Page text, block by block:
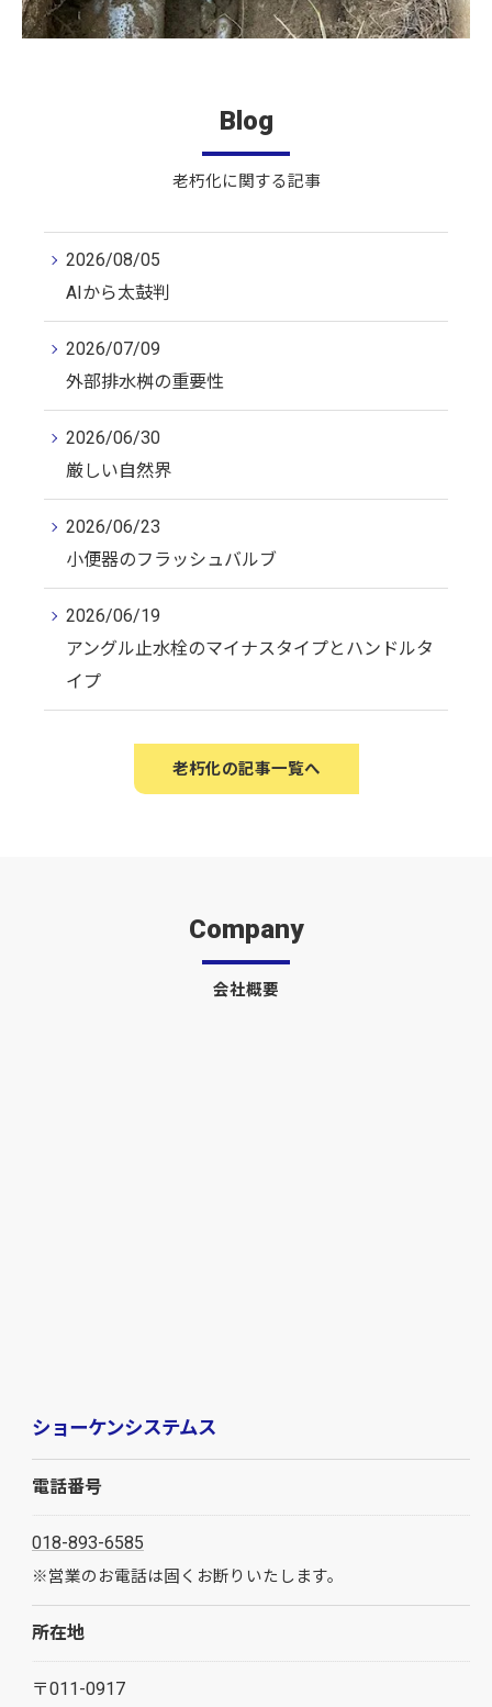
Blog
老朽化に関する記事
2026/08/05
AIから太鼓判
2026/07/09
外部排水桝の重要性
2026/06/30
厳しい自然界
2026/06/23
小便器のフラッシュバルブ
2026/06/19
アングル止水栓のマイナスタイプとハンドルタ
イプ
老朽化の記事一覧へ
会社概要
Company
ショーケンシステムス
電話番号
018-893-6585
※営業のお電話は固くお断りいたします。
所在地
〒011-0917